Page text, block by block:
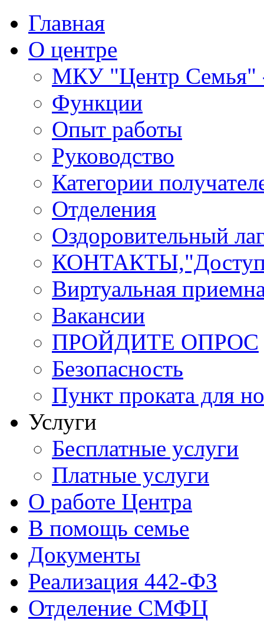
Главная
О центре
МКУ "Центр Семья"
Функции
Опыт работы
Руководство
Категории
Отделения
Оздоровительный
Виртуальная
Вакансии
ПРОЙДИТЕ ОПРОС
Безопасность
Пункт проката для
Услуги
Бесплатные услуги
Платные услуги
О работе Центра
В помощь семье
Документы
Реализация 442-ФЗ
Отделение СМФЦ